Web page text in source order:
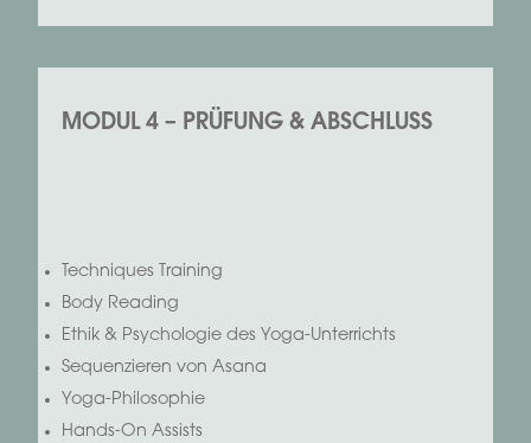
MODUL 4 – PRÜFUNG & ABSCHLUSS
Techniques Training
Body Reading
Ethik & Psychologie des Yoga-Unterrichts
Sequenzieren von Asana
Yoga-Philosophie
Hands-On Assists